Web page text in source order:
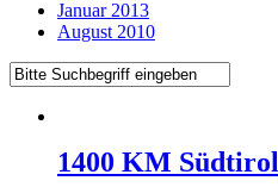
Januar 2013
August 2010
1400 KM Südtirol